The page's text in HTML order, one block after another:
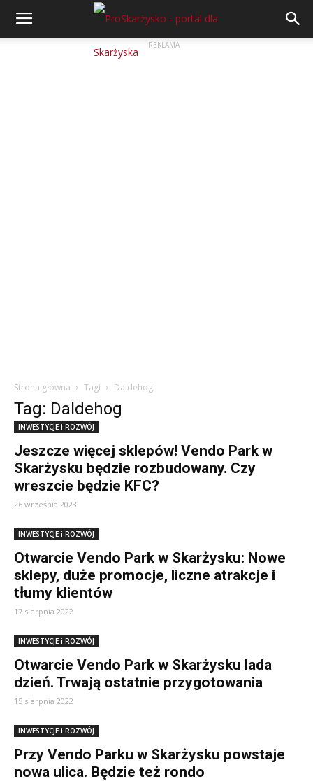
REKLAMA
Strona główna Tagi Daldehog
Tag: Daldehog
INWESTYCJE i ROZWÓJ
Jeszcze więcej sklepów! Vendo Park w
Skarżysku będzie rozbudowany. Czy
wreszcie będzie KFC?
26 września 2023
INWESTYCJE i ROZWÓJ
Otwarcie Vendo Park w Skarżysku: Nowe
sklepy, duże promocje, liczne atrakcje i
tłumy klientów
17 sierpnia 2022
INWESTYCJE i ROZWÓJ
Otwarcie Vendo Park w Skarżysku lada
dzień. Trwają ostatnie przygotowania
15 sierpnia 2022
INWESTYCJE i ROZWÓJ
Przy Vendo Parku w Skarżysku powstaje
nowa ulica. Będzie też rondo